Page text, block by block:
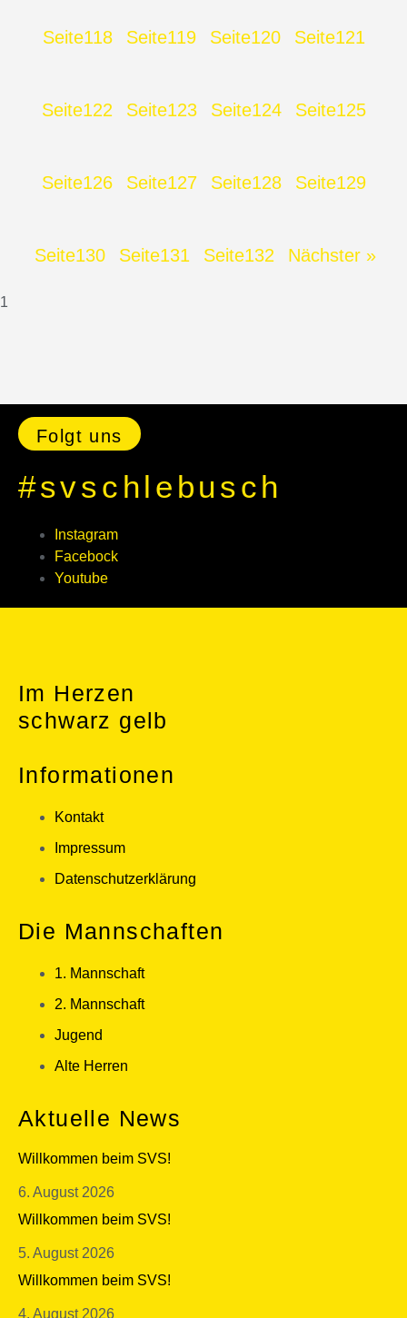
Seite118 Seite119 Seite120 Seite121
Seite122 Seite123 Seite124 Seite125
Seite126 Seite127 Seite128 Seite129
Seite130 Seite131 Seite132 Nächster »
Folgt uns
#svschlebusch
Instagram
Facebock
Youtube
Im Herzen
schwarz gelb
Informationen
Kontakt
Impressum
Datenschutzerklärung
Die Mannschaften
1. Mannschaft
2. Mannschaft
Jugend
Alte Herren
Aktuelle News
Willkommen beim SVS!
6. August 2026
Willkommen beim SVS!
5. August 2026
Willkommen beim SVS!
4. August 2026